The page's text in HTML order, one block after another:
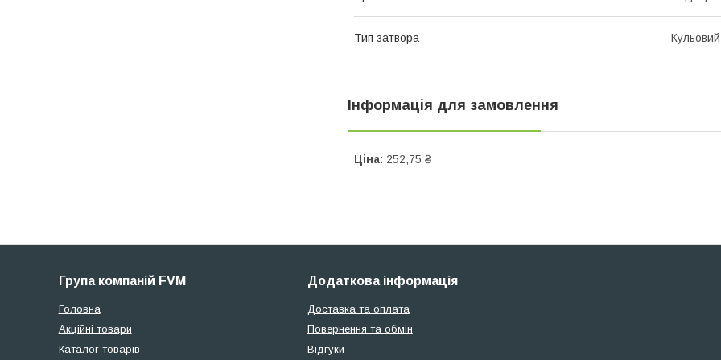
Тип затвора Кульовий
Інформація для замовлення
Ціна: 252,75 ₴
Група компаній FVM
Головна
Акційні товари
Каталог товарів
Додаткова інформація
Доставка та оплата
Повернення та обмін
Відгуки